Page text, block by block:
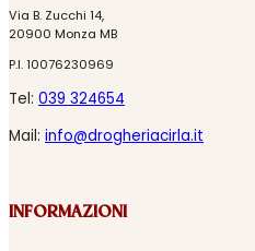
Via B. Zucchi 14,
20900 Monza MB
P.I. 10076230969
Tel: 039 324654
Mail: info@drogheriacirla.it
INFORMAZIONI